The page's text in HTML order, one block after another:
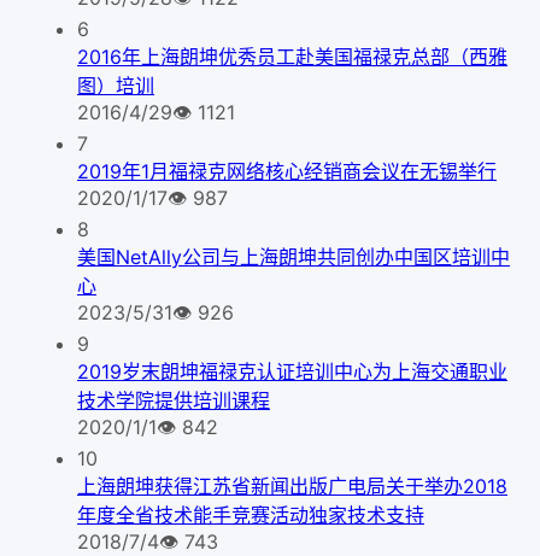
6
2016年上海朗坤优秀员工赴美国福禄克总部（西雅
图）培训
2016/4/29👁 1121
7
2019年1月福禄克网络核心经销商会议在无锡举行
2020/1/17👁 987
8
美国NetAlly公司与上海朗坤共同创办中国区培训中
心
2023/5/31👁 926
9
2019岁末朗坤福禄克认证培训中心为上海交通职业
技术学院提供培训课程
2020/1/1👁 842
10
上海朗坤获得江苏省新闻出版广电局关于举办2018
年度全省技术能手竞赛活动独家技术支持
2018/7/4👁 743